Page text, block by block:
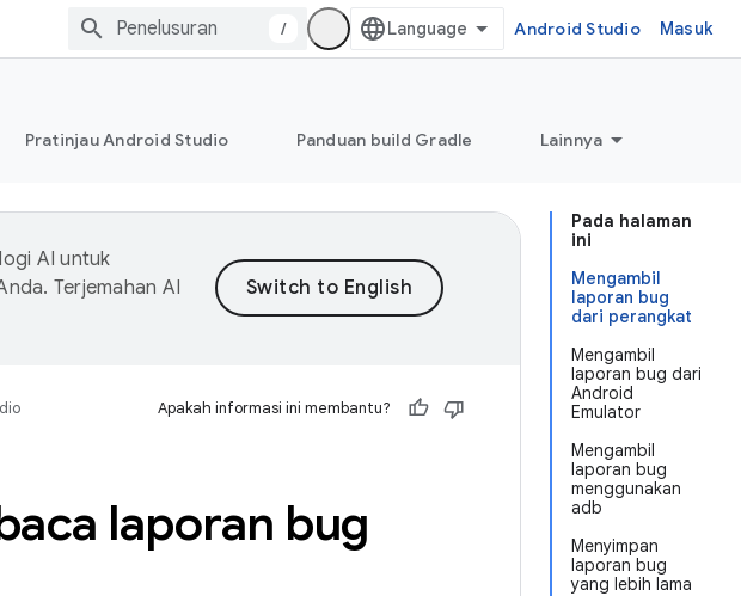
/ Android Studio Masuk
Pratinjau Android Studio Panduan build Gradle Lainnya
Pada halaman
ini
Mengambil
laporan bug
dari perangkat
Mengambil
laporan bug dari
Android
Emulator
Mengambil
laporan bug
menggunakan
adb
Menyimpan
laporan bug
yang lebih lama
AI untuk
Terjemahan AI
Apakah informasi ini membantu?
laporan bug